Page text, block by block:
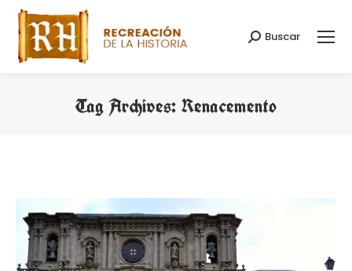
Search:
Buscar
Tag Archives: Renacemento